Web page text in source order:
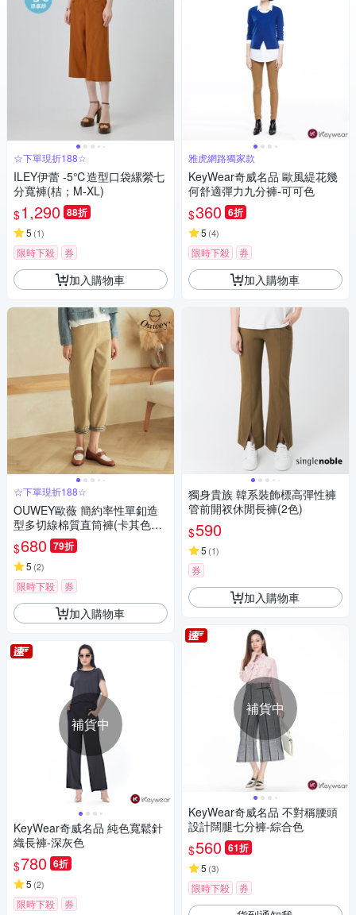
☆下單現折188☆
ILEY伊蕾 -5℃造型口袋縲縈七
分寬褲(桔；M-XL)
$1,290 88折
5 (1)
限時下殺 券
加入購物車
☆下單現折188☆
OUWEY歐薇 簡約率性單釦造
型多切線棉質直筒褲(卡其色；
S-L)3223026416
$680 79折
5 (2)
限時下殺 券
加入購物車
補貨中
KeyWear奇威名品 純色寬鬆針
織長褲-深灰色
$780 6折
5 (2)
限時下殺 券
雅虎網路獨家款
KeyWear奇威名品 歐風緹花幾
何舒適彈力九分褲-可可色
$360 6折
5 (4)
限時下殺 券
加入購物車
獨身貴族 韓系裝飾標高彈性褲
管前開衩休閒長褲(2色)
$590
5 (1)
券
加入購物車
補貨中
KeyWear奇威名品 不對稱腰頭
設計闊腿七分褲-綜合色
$560 61折
5 (3)
限時下殺 券